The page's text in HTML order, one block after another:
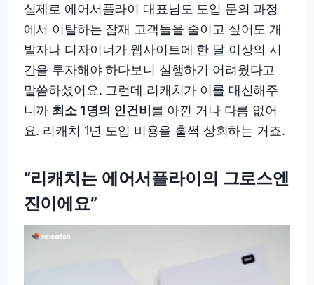
실제로 에어서플라이 대표님도 도입 문의 과정
에서 이탈하는 잠재 고객들을 줄이고 싶어도 개
발자나 디자이너가 웹사이트에 한 달 이상의 시
간을 투자해야 하다보니 실행하기 어려웠다고
말씀하셨어요. 그런데 리캐치가 이를 대신해주
니까 최소 1명의 인건비를 아낀 거나 다름 없어
요. 리캐치 1년 도입 비용을 훌쩍 상회하는 거죠.
“리캐치는 에어서플라이의 그로스엔
진이에요”